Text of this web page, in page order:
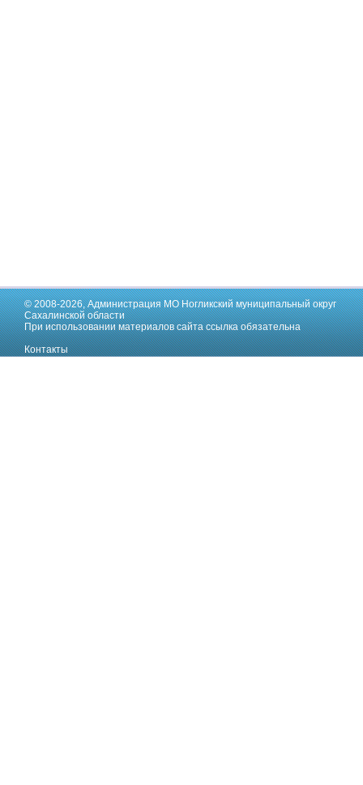
© 2008-2026,Администрация МО Ногликский муниципальный округ
Сахалинской области
При использовании материалов сайта ссылка обязательна
Контакты